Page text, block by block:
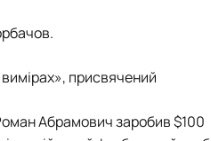
присвячений
Абрамович заробив $100